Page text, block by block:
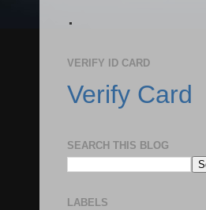
.
VERIFY ID CARD
Verify Card
SEARCH THIS BLOG
LABELS